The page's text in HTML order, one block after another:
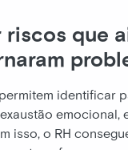
que
identificar
emocional,
isso, o RH